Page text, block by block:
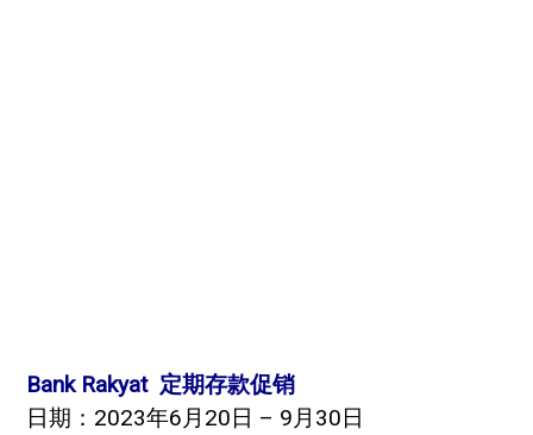
Bank Rakyat 定期存款促销
日期：2023年6月20日 – 9月30日